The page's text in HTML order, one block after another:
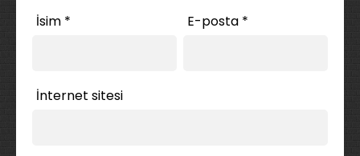
İsim * E-posta *
İnternet sitesi